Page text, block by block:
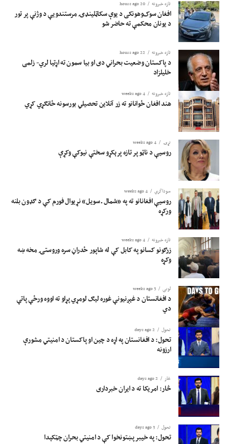
تازه خبرونه 20 hours ago
افغان سوک‌وهونکی د یوې سکاټلینډۍ مرستندویې د وژنې پر تور
د یونان محکمې ته حاضر شو
تازه خبرونه 22 hours ago
د پاکستان وضعیت بحراني دی او بیا سمون ته اړتیا لري- زلمی
خلیلزاد
تازه خبرونه 4 weeks ago
هند افغان ځوانانو ته زر آنلاین تحصیلي بورسونه ځانګړي کړي
نړۍ 4 weeks ago
روسیې د ناټو پر تازه پرېکړو سختې نیوکې وکړې
سوداگري 4 weeks ago
روسیې افغانانو ته په «شمال ـ سویل» نړیوال فورم کې د ګډون بلنه
ورکړه
تازه خبرونه 4 weeks ago
زرګونو کسانو په کابل کې له شاپور ځدراڼ سره وروستۍ مخه ښه
وکړه
لوبی 3 weeks ago
د افغانستان د غېږنیونې غوره لیګ لومړي پړاو ته اووه ورځې پاتې
دي
تحول 2 days ago
تحول: د افغانستان په اړه د چین او پاکستان د امنیتي مشورې
ارزونه
څار 2 days ago
څار: امریکا ته د ایران خبرداری
تحول 3 days ago
تحول: په خیبر پښتونخوا کې د امنیتي بحران چټکېدا